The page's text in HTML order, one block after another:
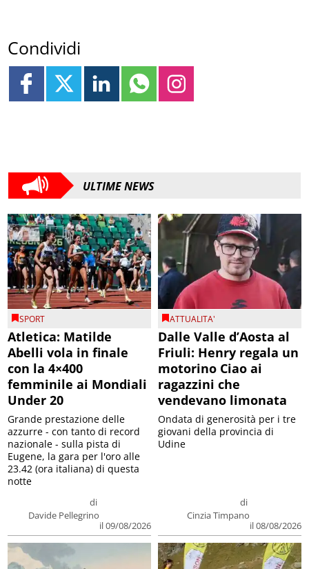
Condividi
ULTIME NEWS
SPORT
Atletica: Matilde
Abelli vola in finale
con la 4×400
femminile ai Mondiali
Under 20
di
Davide Pellegrino
il 09/08/2026
Grande prestazione delle
azzurre - con tanto di record
nazionale - sulla pista di
Eugene, la gara per l'oro alle
23.42 (ora italiana) di questa
notte
ATTUALITA'
Dalle Valle d’Aosta al
Friuli: Henry regala un
motorino Ciao ai
ragazzini che
vendevano limonata
di
Cinzia Timpano
il 08/08/2026
Ondata di generosità per i tre
giovani della provincia di
Udine